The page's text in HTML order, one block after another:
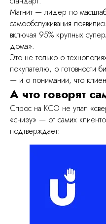
Магнит — лидер по
самообслуживания
включая 95% крупных
дома».
Это не только о
покупателю, о готовности
— и о понимании, что
А что говорят
Спрос на КСО не упал
«снизу» — от самих
подтверждает:
легко масштабировать под
на инфраструктуре